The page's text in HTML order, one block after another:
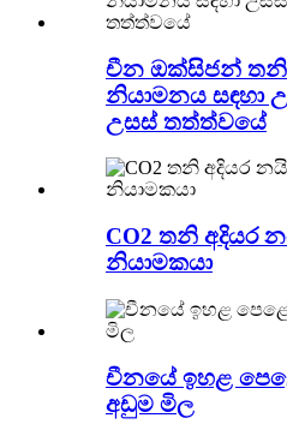
චීන ඔක්සිජන් තනි
නියාමනය සඳහා
උසස් තත්ත්වයේ
CO2 තනි අදියර
නියාමකයා
චීනයේ ඉහළ
අඩුම මිල